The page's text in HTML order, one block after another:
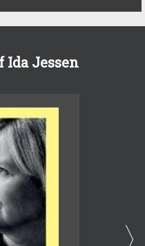
Ida Jessen